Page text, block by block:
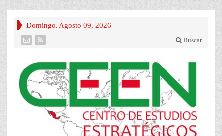
Domingo, Agosto 09, 2026
Buscar